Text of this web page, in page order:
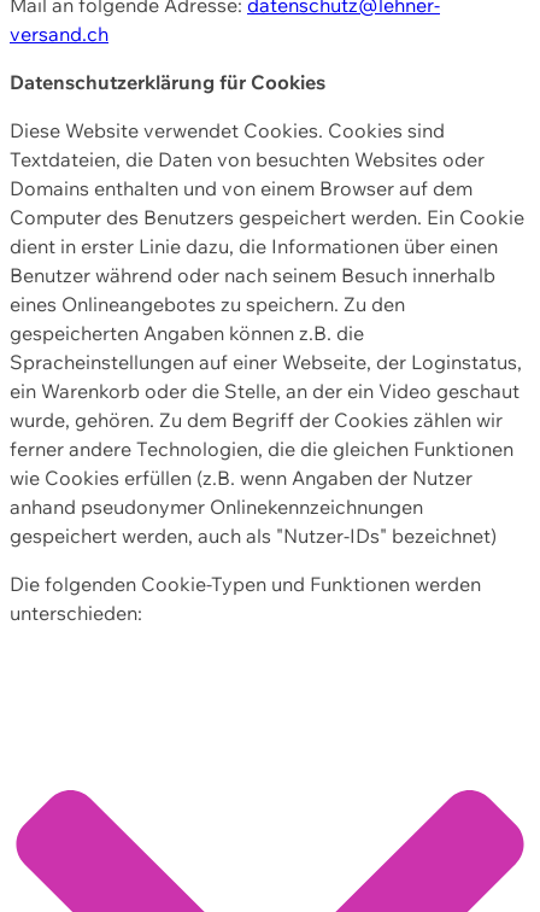
versand.ch
Datenschutzerklärung für Cookies
Diese Website verwendet Cookies. Cookies sind
Textdateien, die Daten von besuchten Websites oder
Domains enthalten und von einem Browser auf dem
Computer des Benutzers gespeichert werden. Ein Cookie
dient in erster Linie dazu, die Informationen über einen
Benutzer während oder nach seinem Besuch innerhalb
eines Onlineangebotes zu speichern. Zu den
gespeicherten Angaben können z.B. die
Spracheinstellungen auf einer Webseite, der Loginstatus,
ein Warenkorb oder die Stelle, an der ein Video geschaut
wurde, gehören. Zu dem Begriff der Cookies zählen wir
ferner andere Technologien, die die gleichen Funktionen
wie Cookies erfüllen (z.B. wenn Angaben der Nutzer
anhand pseudonymer Onlinekennzeichnungen
gespeichert werden, auch als "Nutzer-IDs" bezeichnet)
Die folgenden Cookie-Typen und Funktionen werden
unterschieden: